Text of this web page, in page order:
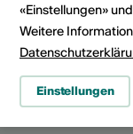
News teilen
«Einstellungen»
Weitere
Einstellungen